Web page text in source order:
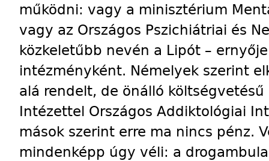
működni: vagy a minisztérium
vagy az Országos Pszichiátriai és
közkeletűbb nevén a Lipót –
intézményként. Némelyek szerint
alá rendelt, de önálló költségvetésű
Intézettel Országos Addiktológiai
mások szerint erre ma nincs pénz.
mindenképp úgy véli: a